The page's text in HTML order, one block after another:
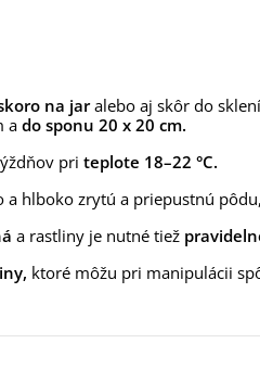
-...
-
na jaralebo aj skôr do
ado sponu 20 x 20 cm.
pri teplote 18–22 °C.
a hlboko zrytú a priepustnú
a rastliny je nutné tiež
ktoré môžu pri manipulácii